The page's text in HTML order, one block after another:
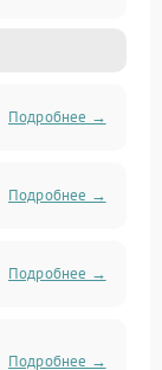
Подробнее →
Подробнее →
Подробнее →
Подробнее →